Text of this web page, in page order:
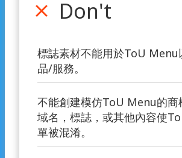
close Don't
標誌素材不能用於ToU Menu
品/服務。
不能創建模仿ToU Menu的商
域名，標誌，或其他內容使
單被混淆。